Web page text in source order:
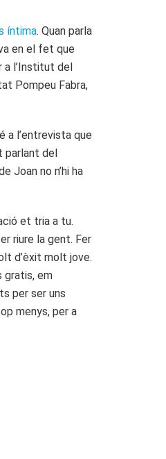
íntima. Quan parla
en el fet que
a l’Institut del
Pompeu Fabra,
a l’entrevista que
parlant del
Joan no n’hi ha
et tria a tu.
riure la gent. Fer
d’èxit molt jove.
gratis, em
per ser uns
menys, per a